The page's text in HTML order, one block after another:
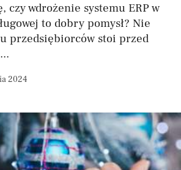
czy wdrożenie systemu ERP w
to dobry pomysł? Nie
przedsiębiorców stoi przed
2024